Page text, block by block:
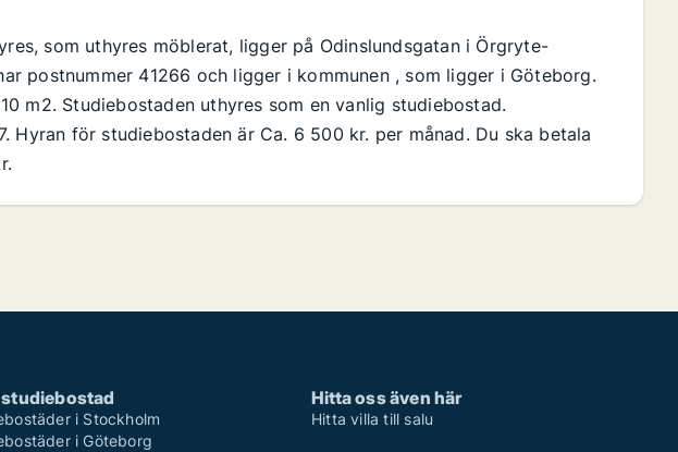
som uthyres möblerat, ligger på Odinslundsgatan i Örgryte-
postnummer 41266 och ligger i kommunen , som ligger i Göteborg.
m2. Studiebostaden uthyres som en vanlig studiebostad.
Hyran för studiebostaden är Ca. 6 500 kr. per månad. Du ska betala
i Stockholm
i Göteborg
Hitta oss även här
Hitta villa till salu